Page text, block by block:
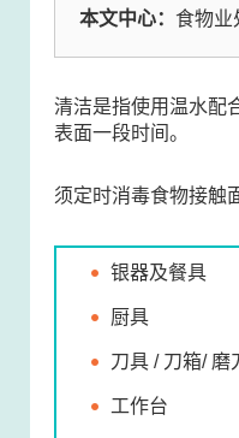
本文中心： 食物业
清洁是指使用温水配
表面一段时间。
须定时消毒食物接触
银器及餐具
厨具
刀具 / 刀箱/ 磨
工作台